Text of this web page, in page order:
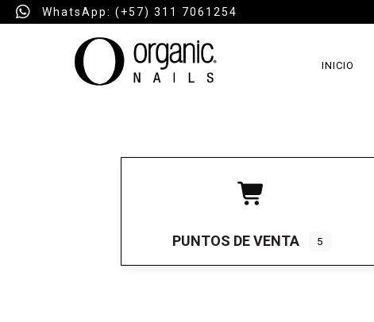
WhatsApp: (+57) 311 7061254
INICIO
PUNTOS DE VENTA 5